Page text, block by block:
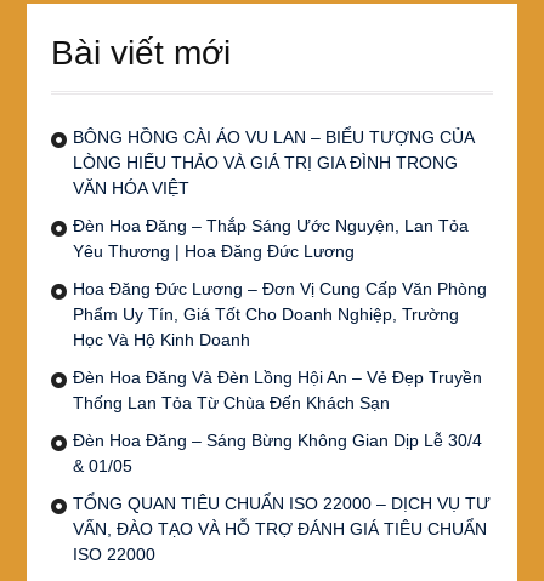
Bài viết mới
BÔNG HỒNG CÀI ÁO VU LAN – BIỂU TƯỢNG CỦA
LÒNG HIẾU THẢO VÀ GIÁ TRỊ GIA ĐÌNH TRONG
VĂN HÓA VIỆT
Đèn Hoa Đăng – Thắp Sáng Ước Nguyện, Lan Tỏa
Yêu Thương | Hoa Đăng Đức Lương
Hoa Đăng Đức Lương – Đơn Vị Cung Cấp Văn Phòng
Phẩm Uy Tín, Giá Tốt Cho Doanh Nghiệp, Trường
Học Và Hộ Kinh Doanh
Đèn Hoa Đăng Và Đèn Lồng Hội An – Vẻ Đẹp Truyền
Thống Lan Tỏa Từ Chùa Đến Khách Sạn
Đèn Hoa Đăng – Sáng Bừng Không Gian Dịp Lễ 30/4
& 01/05
TỔNG QUAN TIÊU CHUẨN ISO 22000 – DỊCH VỤ TƯ
VẤN, ĐÀO TẠO VÀ HỖ TRỢ ĐÁNH GIÁ TIÊU CHUẨN
ISO 22000